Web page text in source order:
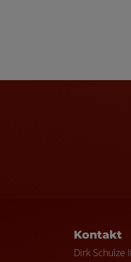
Footer - Kontakt
Dirk Schulze